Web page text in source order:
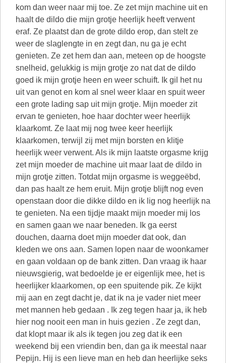
kom dan weer naar mij toe. Ze zet mijn machine uit en
haalt de dildo die mijn grotje heerlijk heeft verwent
eraf. Ze plaatst dan de grote dildo erop, dan stelt ze
weer de slaglengte in en zegt dan, nu ga je echt
genieten. Ze zet hem dan aan, meteen op de hoogste
snelheid, gelukkig is mijn grotje zo nat dat de dildo
goed ik mijn grotje heen en weer schuift. Ik gil het nu
uit van genot en kom al snel weer klaar en spuit weer
een grote lading sap uit mijn grotje. Mijn moeder zit
ervan te genieten, hoe haar dochter weer heerlijk
klaarkomt. Ze laat mij nog twee keer heerlijk
klaarkomen, terwijl zij met mijn borsten en klitje
heerlijk weer verwent. Als ik mijn laatste orgasme krijg
zet mijn moeder de machine uit maar laat de dildo in
mijn grotje zitten. Totdat mijn orgasme is weggeëbd,
dan pas haalt ze hem eruit. Mijn grotje blijft nog even
openstaan door die dikke dildo en ik lig nog heerlijk na
te genieten. Na een tijdje maakt mijn moeder mij los
en samen gaan we naar beneden. Ik ga eerst
douchen, daarna doet mijn moeder dat ook, dan
kleden we ons aan. Samen lopen naar de woonkamer
en gaan voldaan op de bank zitten. Dan vraag ik haar
nieuwsgierig, wat bedoelde je er eigenlijk mee, het is
heerlijker klaarkomen, op een spuitende pik. Ze kijkt
mij aan en zegt dacht je, dat ik na je vader niet meer
met mannen heb gedaan . Ik zeg tegen haar ja, ik heb
hier nog nooit een man in huis gezien . Ze zegt dan,
dat klopt maar ik als ik tegen jou zeg dat ik een
weekend bij een vriendin ben, dan ga ik meestal naar
Pepijn. Hij is een lieve man en heb dan heerlijke seks